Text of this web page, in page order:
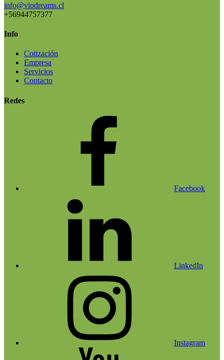
info@viodreams.cl
+56944757377
Info
Cotización
Empresa
Servicios
Contacto
Redes
Facebook
LinkedIn
Instagram